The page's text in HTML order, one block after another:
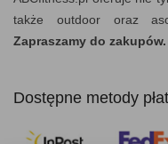
także outdoor oraz
Zapraszamy do zakupów.
Dostępne metody